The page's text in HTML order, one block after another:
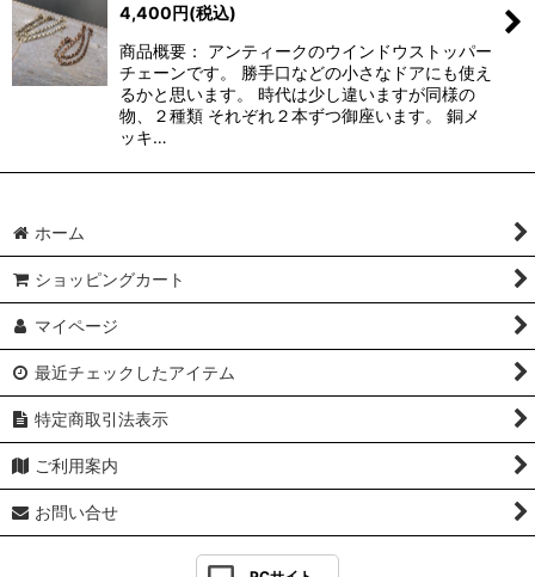
4,400円(税込)
商品概要： アンティークのウインドウストッパー
チェーンです。 勝手口などの小さなドアにも使え
るかと思います。 時代は少し違いますが同様の
物、２種類 それぞれ２本ずつ御座います。 銅メ
ッキ…
ホーム
ショッピングカート
マイページ
最近チェックしたアイテム
特定商取引法表示
ご利用案内
お問い合せ